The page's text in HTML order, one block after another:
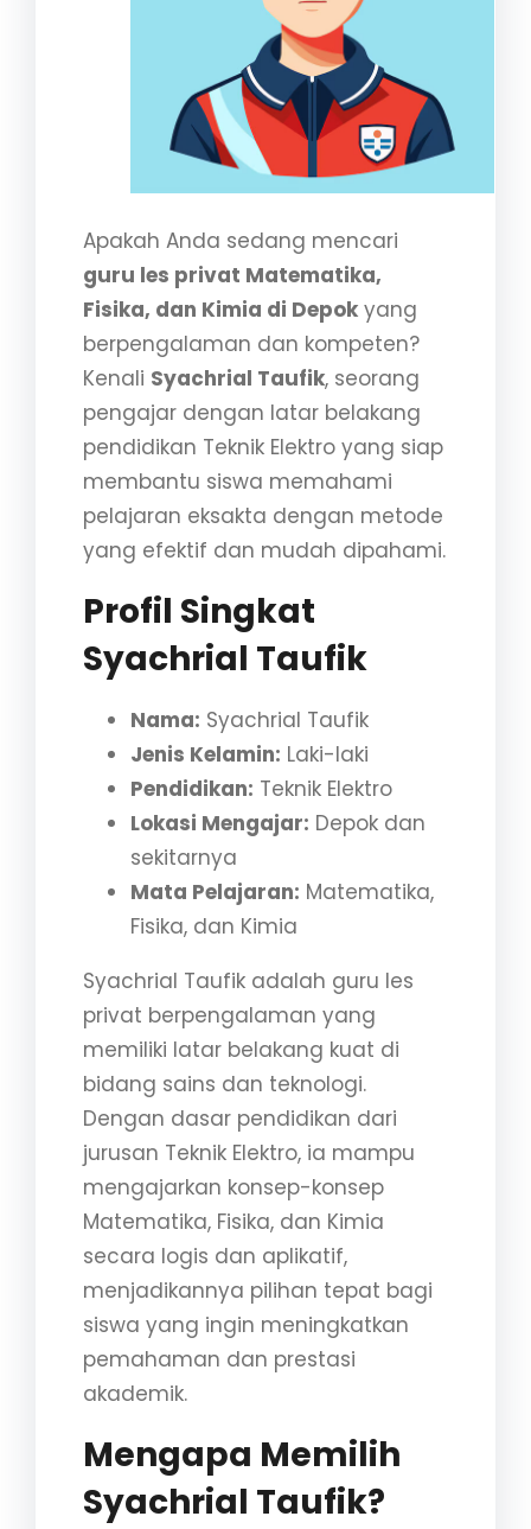
Apakah Anda sedang mencari
guru les privat Matematika,
Fisika, dan Kimia di Depok yang
berpengalaman dan kompeten?
Kenali Syachrial Taufik, seorang
pengajar dengan latar belakang
pendidikan Teknik Elektro yang siap
membantu siswa memahami
pelajaran eksakta dengan metode
yang efektif dan mudah dipahami.
Profil Singkat
Syachrial Taufik
Nama: Syachrial Taufik
Jenis Kelamin: Laki-laki
Pendidikan: Teknik Elektro
Lokasi Mengajar: Depok dan
sekitarnya
Mata Pelajaran: Matematika,
Fisika, dan Kimia
Syachrial Taufik adalah guru les
privat berpengalaman yang
memiliki latar belakang kuat di
bidang sains dan teknologi.
Dengan dasar pendidikan dari
jurusan Teknik Elektro, ia mampu
mengajarkan konsep-konsep
Matematika, Fisika, dan Kimia
secara logis dan aplikatif,
menjadikannya pilihan tepat bagi
siswa yang ingin meningkatkan
pemahaman dan prestasi
akademik.
Mengapa Memilih
Syachrial Taufik?